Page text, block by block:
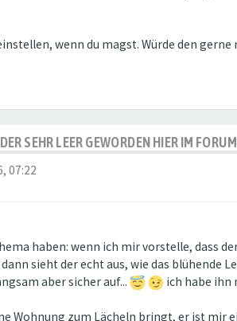
wenn du magst. Würde den gerne
SEHR LEER GEWORDEN HIER IM
07:22
haben: wenn ich mir vorstelle, dass
sieht der echt aus, wie das blühende
aber sicher auf...
ich habe ihn
Wohnung zum Lächeln bringt, er ist mir